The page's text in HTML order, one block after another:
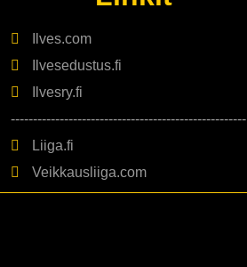
Ilves.com
Ilvesedustus.fi
Ilvesry.fi
-----------------------------------------------------
Liiga.fi
Veikkausliiga.com